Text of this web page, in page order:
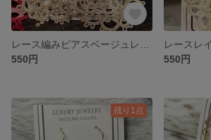
550円
550円
残り1点